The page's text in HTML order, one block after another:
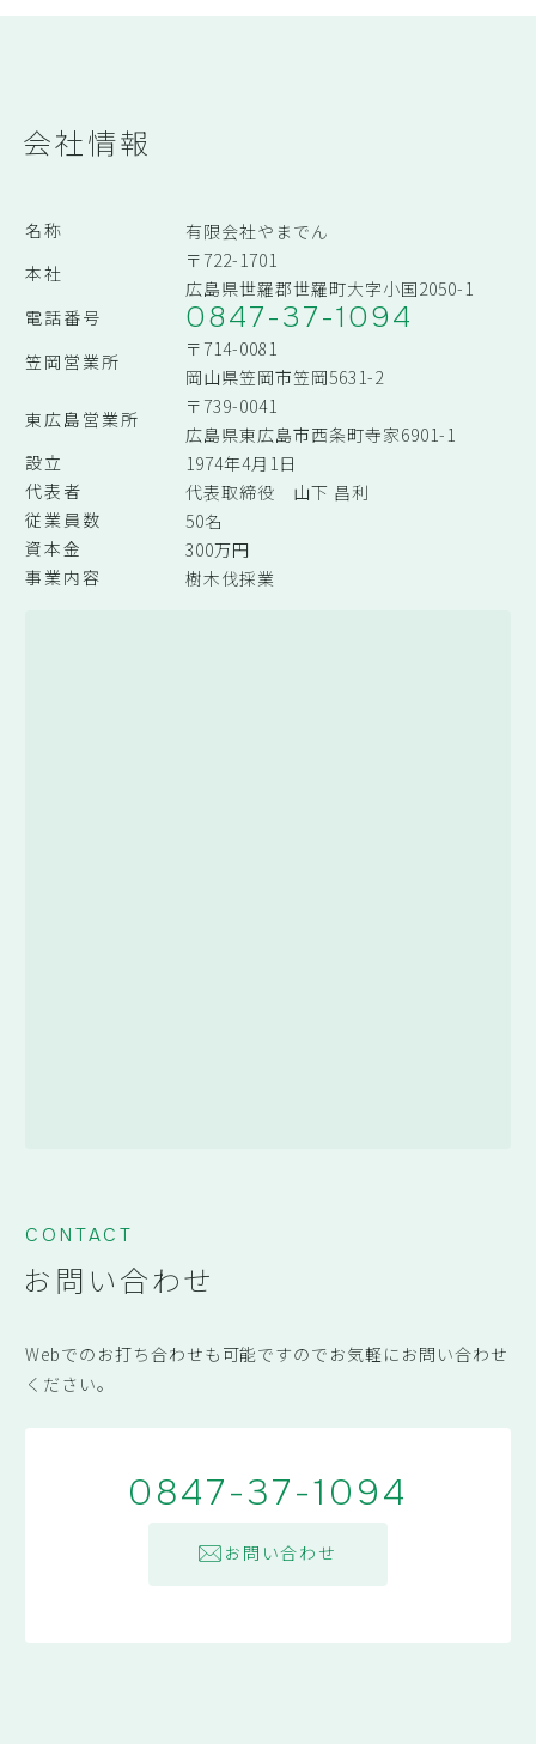
会社情報
名称
有限会社やまでん
本社
〒722-1701
広島県世羅郡世羅町大字小国2050-1
電話番号
0847-37-1094
笠岡営業所
〒714-0081
岡山県笠岡市笠岡5631-2
東広島営業所
〒739-0041
広島県東広島市西条町寺家6901-1
設立
1974年4月1日
代表者
代表取締役 山下 昌利
従業員数
50名
資本金
300万円
事業内容
樹木伐採業
CONTACT
お問い合わせ
Webでのお打ち合わせも可能ですのでお気軽にお問い合わせ
ください。
0847-37-1094
お問い合わせ